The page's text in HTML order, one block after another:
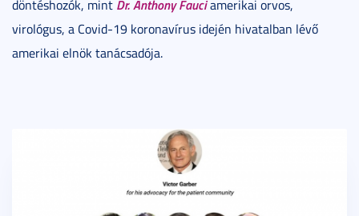
döntéshozók, mint Dr. Anthony Fauciamerikai orvos,
virológus, a Covid-19 koronavírus idején hivatalban lévő
amerikai elnök tanácsadója.